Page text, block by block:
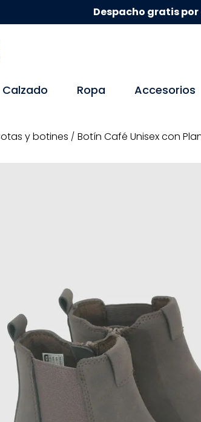
Despacho gratis por
Calzado Ropa Accesorios
botas y botines Botín Café Unisex con